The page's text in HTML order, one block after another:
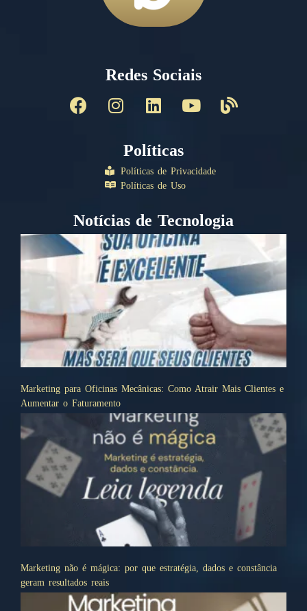
Redes Sociais
Políticas
Políticas de Privacidade
Políticas de Uso
Notícias de Tecnologia
Marketing para Oficinas Mecânicas: Como Atrair Mais Clientes e
Aumentar o Faturamento
Marketing não é mágica: por que estratégia, dados e constância
geram resultados reais